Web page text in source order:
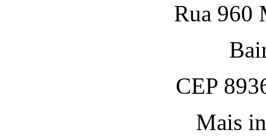
Rua 960
CEP
Mais